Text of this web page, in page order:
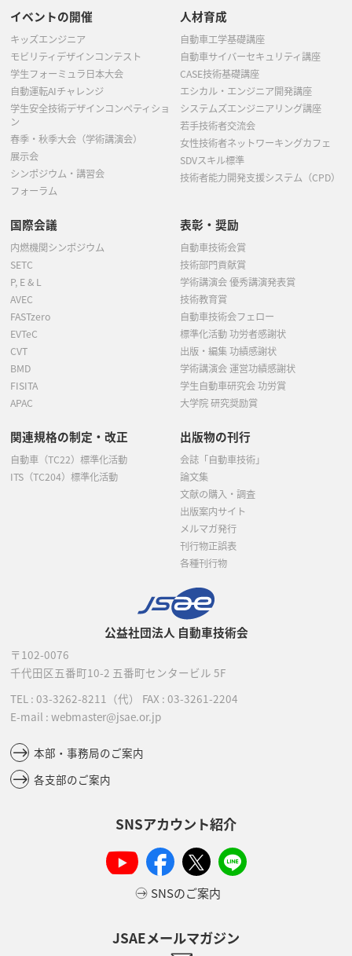
公益社団法人 自動車技術会
〒102-0076
千代田区五番町10-2 五番町センタービル 5F
TEL : 03-3262-8211 （代） FAX : 03-3261-2204
E-mail : webmaster@jsae.or.jp
本部・事務局のご案内
各支部のご案内
SNSアカウント紹介
SNSのご案内
JSAEメールマガジン
イベントの開催
キッズエンジニア
モビリティデザインコンテスト
学生フォーミュラ日本大会
自動運転AIチャレンジ
学生安全技術デザインコンペティショ
ン
春季・秋季大会（学術講演会）
展示会
シンポジウム・講習会
フォーラム
人材育成
自動車工学基礎講座
自動車サイバーセキュリティ講座
CASE技術基礎講座
エシカル・エンジニア開発講座
システムズエンジニアリング講座
若手技術者交流会
女性技術者ネットワーキングカフェ
SDVスキル標準
技術者能力開発支援システム（CPD）
国際会議
内燃機関シンポジウム
SETC
P, E & L
AVEC
FASTzero
EVTeC
CVT
BMD
FISITA
APAC
表彰・奨励
自動車技術会賞
技術部門貢献賞
学術講演会 優秀講演発表賞
技術教育賞
自動車技術会フェロー
標準化活動 功労者感謝状
出版・編集 功績感謝状
学術講演会 運営功績感謝状
学生自動車研究会 功労賞
大学院 研究奨励賞
関連規格の制定・改正
自動車（TC22）標準化活動
ITS（TC204）標準化活動
出版物の刊行
会誌「自動車技術」
論文集
文献の購入・調査
出版案内サイト
メルマガ発行
刊行物正誤表
各種刊行物